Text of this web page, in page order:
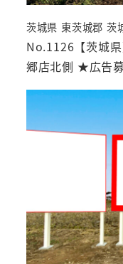
No.1126【茨城
郷店北側 ★広告
茨城県 東茨城郡 茨